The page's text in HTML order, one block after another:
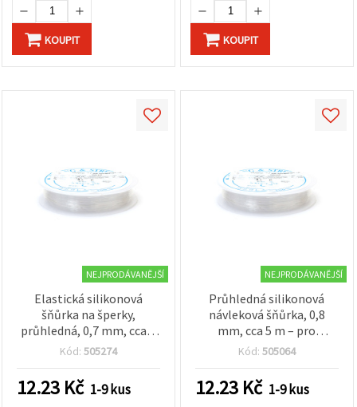
KOUPIT KOUPIT
NEJPRODÁVANĚJŠÍ
Elastická silikonová
šňůrka na šperky,
průhledná, 0,7 mm, cca 6
m
Kód: 505274
12.23 Kč 1-9 kus
NEJPRODÁVANĚJŠÍ
Průhledná silikonová
návleková šňůrka, 0,8
mm, cca 5 m – pro
korálkování a výrobu
Kód: 505064
12.23 Kč 1-9 kus